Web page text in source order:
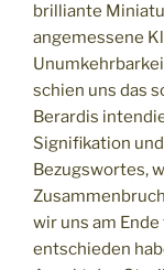
brilliante
angemessene
schien uns das
Berardis
Signifikation
Bezugswortes,
wir uns am
entschieden